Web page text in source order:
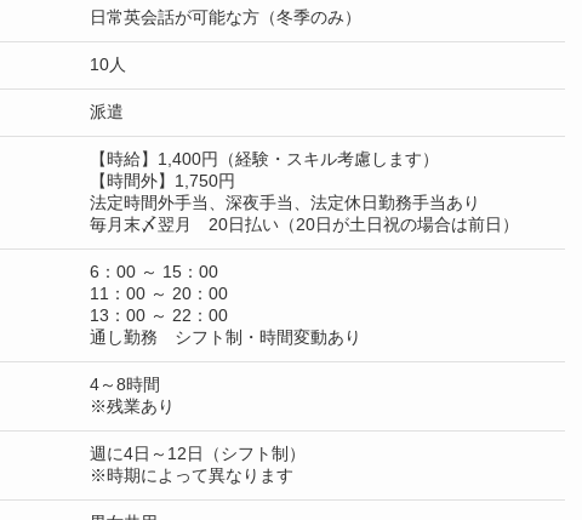
日常英会話が可能な方（冬季のみ）
10人
派遣
【時給】1,400円（経験・スキル考慮します）
【時間外】1,750円
法定時間外手当、深夜手当、法定休日勤務手当あり
毎月末〆翌月 20日払い（20日が土日祝の場合は前日）
6：00 ～ 15：00
11：00 ～ 20：00
13：00 ～ 22：00
通し勤務 シフト制・時間変動あり
4～8時間
※残業あり
週に4日～12日（シフト制）
※時期によって異なります